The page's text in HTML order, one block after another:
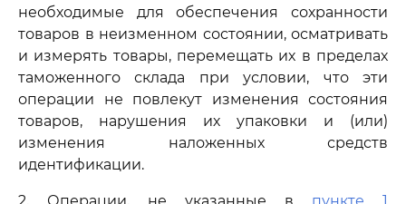
необходимые для обеспечения сохранности
товаров в неизменном состоянии, осматривать
и измерять товары, перемещать их в пределах
таможенного склада при условии, что эти
операции не повлекут изменения состояния
товаров, нарушения их упаковки и (или)
изменения наложенных средств
идентификации.